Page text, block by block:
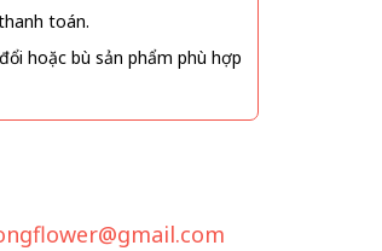
toán.
hoặc bù sản phẩm phù hợp